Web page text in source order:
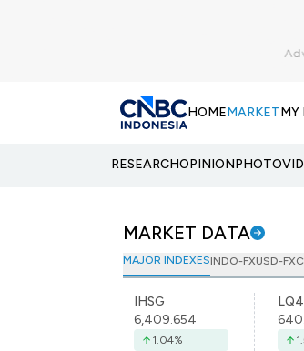
HOMEMARKETMY
RESEARCHOPINIONPHOTO
MARKET DATA
MAJOR INDEXESINDO-FXUSD-FX
IHSG
6,409.654
1.04%